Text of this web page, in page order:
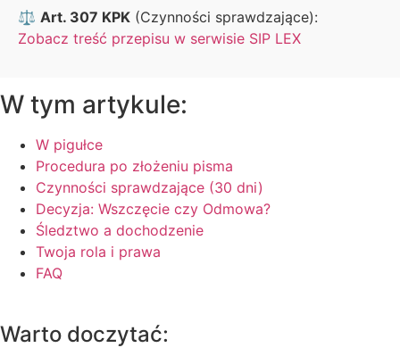
⚖️ Art. 307 KPK (Czynności sprawdzające):
Zobacz treść przepisu w serwisie SIP LEX
W tym artykule:
W pigułce
Procedura po złożeniu pisma
Czynności sprawdzające (30 dni)
Decyzja: Wszczęcie czy Odmowa?
Śledztwo a dochodzenie
Twoja rola i prawa
FAQ
Warto doczytać: